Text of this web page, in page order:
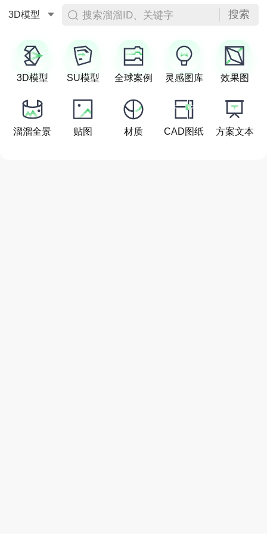
3D模型 搜索溜溜ID、关键字 搜索
3D模型 SU模型 全球案例 灵感图库 效果图
溜溜全景 贴图 材质 CAD图纸 方案文本